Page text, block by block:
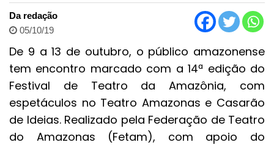
Da redação
05/10/19
De 9 a 13 de outubro, o público amazonense
tem encontro marcado com a 14ª edição do
Festival de Teatro da Amazônia, com
espetáculos no Teatro Amazonas e Casarão
de Ideias. Realizado pela Federação de Teatro
do Amazonas (Fetam), com apoio do